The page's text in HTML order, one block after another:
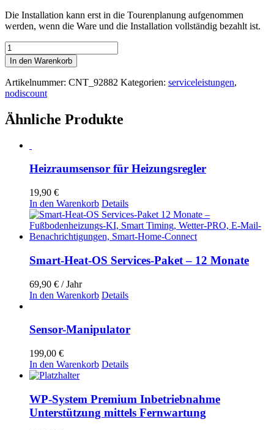
Die Installation kann erst in die Tourenplanung aufgenommen
werden, wenn die Ware und die Installation vollständig bezahlt ist.
Vor
-
Ort
-
Installation
Pro
Schweiz
Menge
In den Warenkorb
Artikelnummer: CNT_92882 Kategorien: serviceleistungen,
nodiscount
Ähnliche Produkte
Heizraumsensor für Heizungsregler
19,90 €
In den Warenkorb Details
Smart-Heat-OS Services-Paket – 12 Monate
69,90 € / Jahr
In den Warenkorb Details
Sensor-Manipulator
199,00 €
In den Warenkorb Details
WP-System Premium Inbetriebnahme
Unterstützung mittels Fernwartung